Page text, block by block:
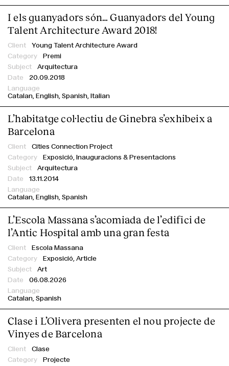
English Español Italiano Català
I els guanyadors són… Guanyadors del Young
Talent Architecture Award 2018!
Young Talent Architecture Award
Premi
Arquitectura
20.09.2018
Catalan English Spanish Italian
L’habitatge col·lectiu de Ginebra s’exhibeix a
Barcelona
Cities Connection Project
Exposició, Inauguracions & Presentacions
Arquitectura
13.11.2014
Catalan English Spanish
L’Escola Massana s’acomiada de l’edifici de
l’Antic Hospital amb una gran festa
Escola Massana
Exposició, Article
Art
06.08.2026
Catalan Spanish
Clase i L’Olivera presenten el nou projecte de
Vinyes de Barcelona
Clase
Projecte